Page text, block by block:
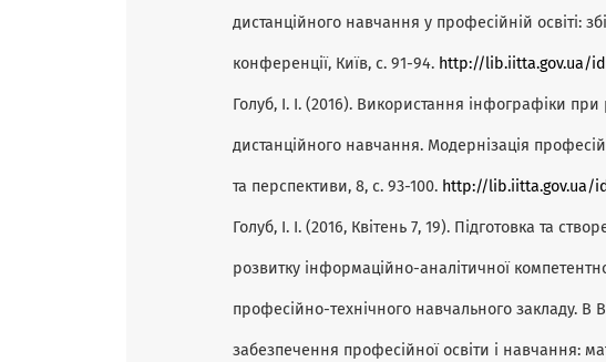
дистанційного навчання у професійній освіті:
конференції, Київ, с. 91-94. http://lib.iitta.gov.ua/
Голуб, І. І. (2016). Використання інфографіки при
дистанційного навчання. Модернізація
та перспективи, 8, с. 93-100. http://lib.iitta.gov.ua/
Голуб, І. І. (2016, Квітень 7, 19). Підготовка та
розвитку інформаційно-аналітичної
професійно-технічного навчального закладу.
забезпечення професійної освіти і навчання: